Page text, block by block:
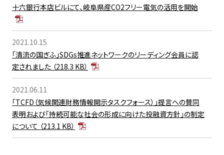
十六銀行本店ビルにて、岐阜県産CO2フリー電気の活用を開始
2021.10.15
「清流の国ぎふ」SDGs推進ネットワークのリーディング会員に認
定されました （218.3 KB）
2021.06.11
「TCFD（気候関連財務情報開示タスクフォース）」提言への賛同
表明および「持続可能な社会の形成に向けた投融資方針」の制定
について （213.1 KB）